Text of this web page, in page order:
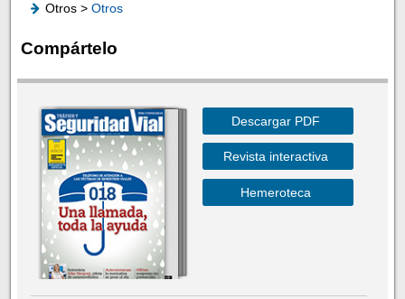
Otros > Otros
Compártelo
Descargar PDF
Revista interactiva
Hemeroteca